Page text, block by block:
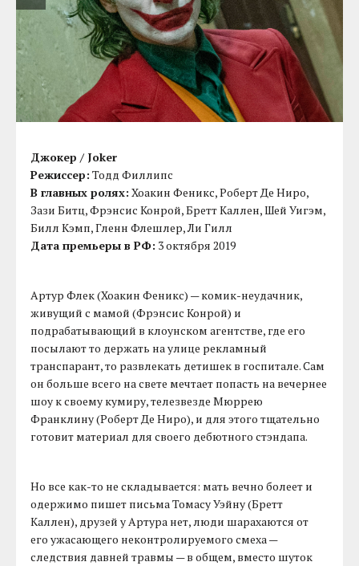
Джокер / Joker
Режиссер: Тодд Филлипс
В главных ролях: Хоакин Феникс, Роберт Де Ниро,
Зази Битц, Фрэнсис Конрой, Бретт Каллен, Шей Уигэм,
Билл Кэмп, Гленн Флешлер, Ли Гилл
Дата премьеры в РФ: 3 октября 2019
Артур Флек (Хоакин Феникс) — комик-неудачник,
живущий с мамой (Фрэнсис Конрой) и
подрабатывающий в клоунском агентстве, где его
посылают то держать на улице рекламный
транспарант, то развлекать детишек в госпитале. Сам
он больше всего на свете мечтает попасть на вечернее
шоу к своему кумиру, телезвезде Мюррею
Франклину (Роберт Де Ниро), и для этого тщательно
готовит материал для своего дебютного стэндапа.
Но все как-то не складывается: мать вечно болеет и
одержимо пишет письма Томасу Уэйну (Бретт
Каллен), друзей у Артура нет, люди шарахаются от
его ужасающего неконтролируемого смеха —
следствия давней травмы — в общем, вместо шуток